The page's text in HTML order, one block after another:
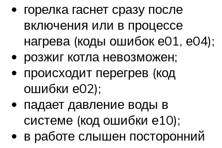
горелка гаснет сразу после
включения или в процессе
нагрева (коды ошибок е01, е04);
розжиг котла невозможен;
происходит перегрев (код
ошибки е02);
падает давление воды в
системе (код ошибки е10);
в работе слышен посторонний